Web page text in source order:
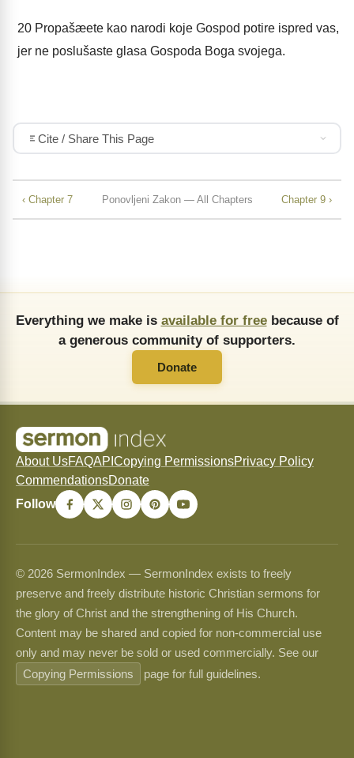
20 Propašæete kao narodi koje Gospod potire ispred vas,
jer ne poslušaste glasa Gospoda Boga svojega.
Cite / Share This Page
‹ Chapter 7 Ponovljeni Zakon — All Chapters Chapter 9 ›
Everything we make is available for freebecause of
a generous community of supporters.
Donate
About UsFAQAPI Copying PermissionsPrivacy Policy
CommendationsDonate
Follow
© 2026 SermonIndex — SermonIndex exists to freely
preserve and freely distribute historic Christian sermons for
the glory of Christ and the strengthening of His Church.
Content may be shared and copied for non-commercial use
only and may never be sold or used commercially. See our
Copying Permissions
page for full guidelines.